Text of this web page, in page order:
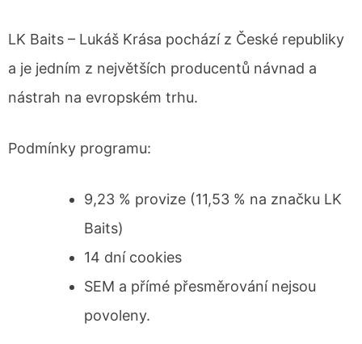
LK Baits – Lukáš Krása pochází z České republiky
a je jedním z největších producentů návnad a
nástrah na evropském trhu.
Podmínky programu:
9,23 % provize (11,53 % na značku LK
Baits)
14 dní cookies
SEM a přímé přesměrování nejsou
povoleny.